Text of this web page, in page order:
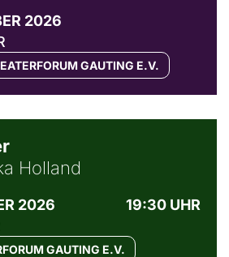
2026
GAUTING E.V.
Holland
2026
19:30 UHR
GAUTING E.V.